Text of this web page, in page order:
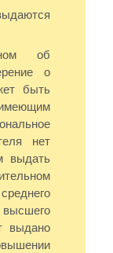
об
о
быть
нет
выдать
выдано